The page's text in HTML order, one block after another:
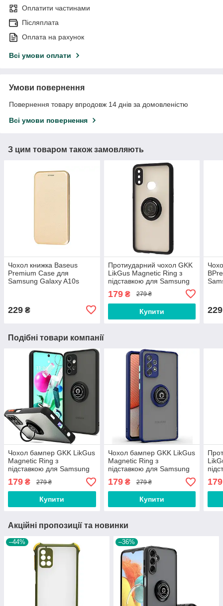
Оплатити частинами
Післяплата
Оплата на рахунок
Всі умови оплати
Умови повернення
Повернення товару впродовж 14 днів за домовленістю
Всі умови повернення
З цим товаром також замовляють
Чохол книжка Baseus
Premium Case для
Samsung Galaxy A10s
229 ₴
Протиударний чохол GKK
LikGus Magnetic Ring з
підставкою для Samsung
Galaxy A10s (2019) A107
Black
179₴ 279 ₴
Купити 229
Подібні товари компанії
Чохол бампер GKK LikGus
Magnetic Ring з
підставкою для Samsung
Galaxy A32 4G (2021)
A325 Black with Red
179 ₴ 279 ₴
Купити
Чохол бампер GKK LikGus
Magnetic Ring з
підставкою для Samsung
Galaxy A32 4G (2021)
A325 Blue
179₴ 279 ₴
Купити
179
Акційні пропозиції та новинки
–44% –36%